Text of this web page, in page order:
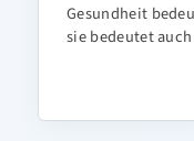
Gesundheit
sie bedeutet auch